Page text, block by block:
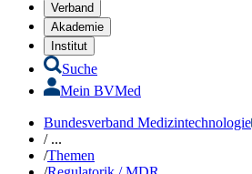
Verband
Akademie
Institut
Suche
Mein BVMed
Bundesverband Medizintechnologie
/...
/Themen